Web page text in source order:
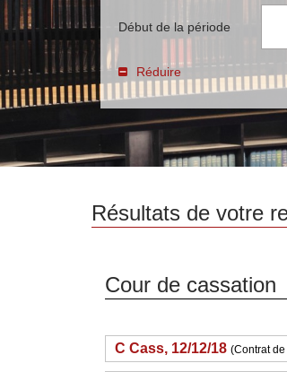
Début de la période
Réduire
Résultats de votre
Cour de cassation
C Cass, 12/12/18 (Contrat